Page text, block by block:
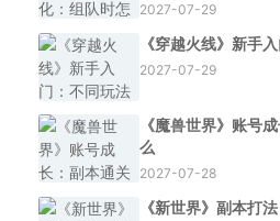
2027-07-29
《穿越火线》新手
2027-07-29
《魔兽世界》账号
么
2027-07-28
《新世界》副本打